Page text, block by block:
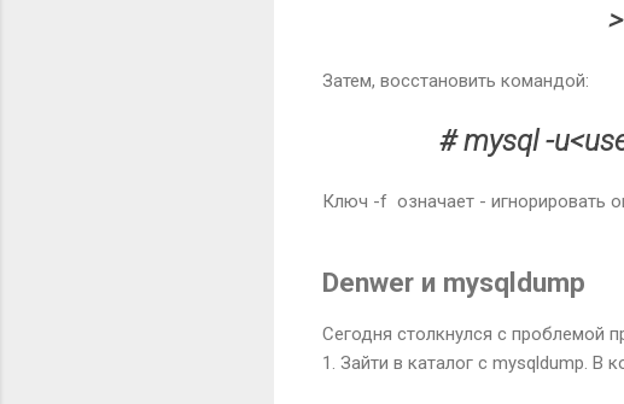
Затем, восстановить командой:
# mysql -
Ключ -f означает - игнорировать
Denwer и mysqldump
Сегодня столкнулся с проблемой
1. Зайти в каталог с mysqldump. В